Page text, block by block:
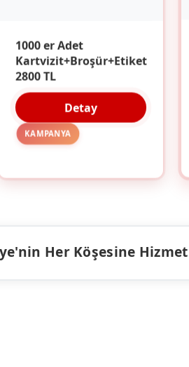
1000 er Adet
Kartvizit+Broşür+Etiket
2800 TL
Detay
KAMPANYA
Her Köşesine